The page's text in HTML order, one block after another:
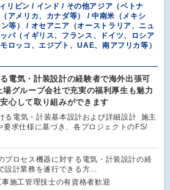
リピン / インド / その他アジア（ベトナ
アメリカ、カナダ等） / 中南米（メキシ
等） / オセアニア（オーストラリア、ニュ
パ（イギリス、フランス、ドイツ、ロシア
ロッコ、エジプト、UAE、南アフリカ等）
電気・計装設計の経験者で海外出張可
グループ会社で充実の福利厚生も魅力
心して取り組みができます
る電気・計装基本設計および詳細設計 施主
要求仕様に基づき、各プロジェクトのFS/
プロセス機器に対する電気・計装設計の経
設計業務を遂行できる方…
施工管理技士の有資格者歓迎